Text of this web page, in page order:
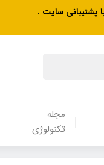
پشتیبانی سایت .
مجله
تکنولوژی